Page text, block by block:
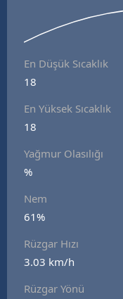
En Düşük Sıcaklık
18
En Yüksek Sıcaklık
18
Yağmur Olasılığı
%
Nem
61%
Rüzgar Hızı
3.03 km/h
Rüzgar Yönü